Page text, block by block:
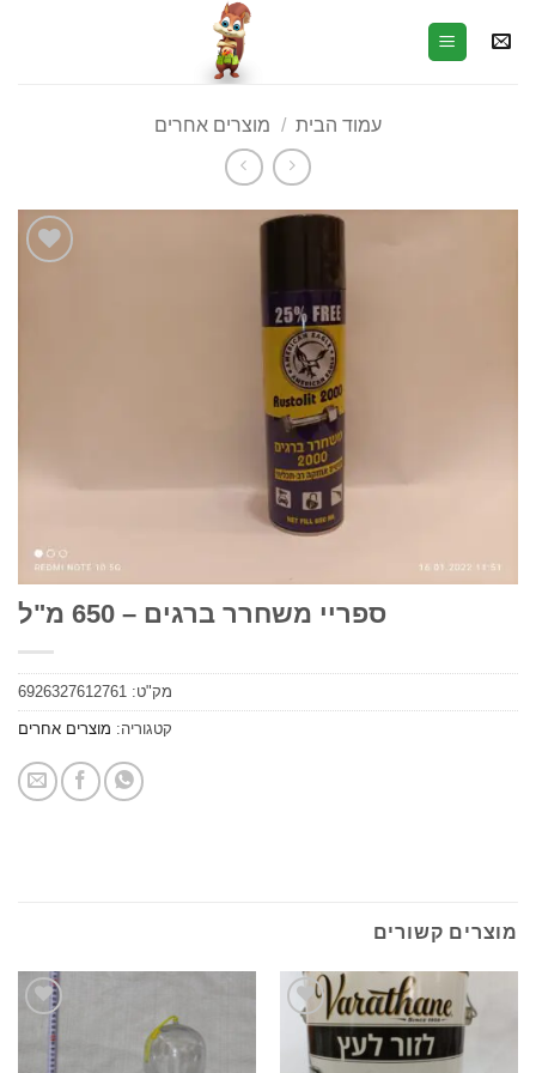
עמוד הבית מוצרים אחרים
ספריי משחרר ברגים – 650 מ"ל
6926327612761
קטגוריה:מוצרים אחרים
קשורים
הוסף
לרשימת
המשאלות
המשאלות